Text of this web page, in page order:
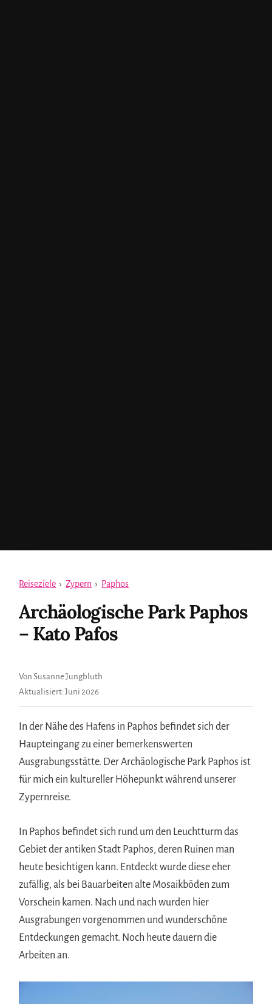
Reiseziele › Zypern › Paphos
Archäologische Park Paphos
– Kato Pafos
Von Susanne Jungbluth
Aktualisiert:Juni 2026
In der Nähe des Hafens in Paphos befindet sich der
Haupteingang zu einer bemerkenswerten
Ausgrabungsstätte. Der Archäologische Park Paphos ist
für mich ein kultureller Höhepunkt während unserer
Zypernreise.
In Paphos befindet sich rund um den Leuchtturm das
Gebiet der antiken Stadt Paphos, deren Ruinen man
heute besichtigen kann. Entdeckt wurde diese eher
zufällig, als bei Bauarbeiten alte Mosaikböden zum
Vorschein kamen. Nach und nach wurden hier
Ausgrabungen vorgenommen und wunderschöne
Entdeckungen gemacht. Noch heute dauern die
Arbeiten an.